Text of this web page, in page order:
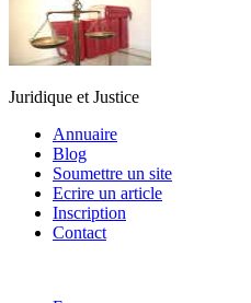
Juridique et Justice
Annuaire
Blog
Soumettre un site
Ecrire un article
Inscription
Contact